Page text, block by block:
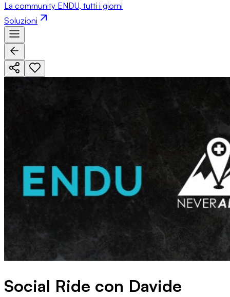
La community ENDU, tutti i giorni
Soluzioni
Social Ride con Davide